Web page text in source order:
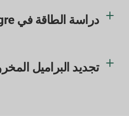
دراسة الطاقة في LATAM Tigre
تجديد البراميل